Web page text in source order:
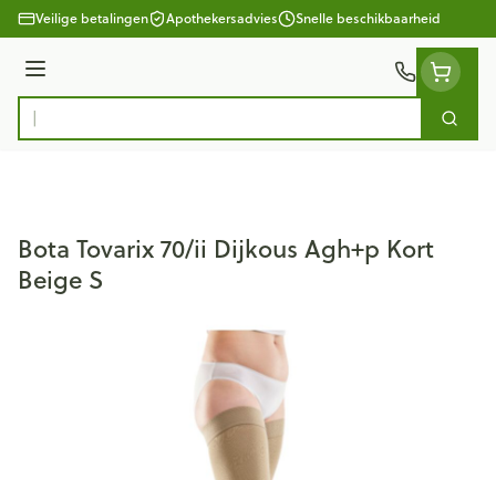
Ga naar de inhoud
Veilige betalingen Apothekersadvies Snelle beschikbaarheid
Menu
Product, merk, categorie...
Zoek
Bota Tovarix 70/ii Dijkous Agh+p Kort
Beige S